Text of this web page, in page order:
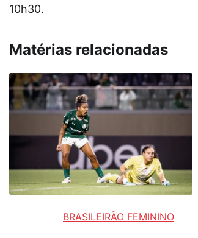
10h30.
Matérias relacionadas
BRASILEIRÃO FEMININO